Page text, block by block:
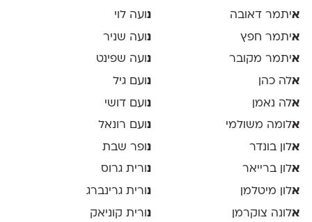
איתמר דאובה
איתמר חפץ
איתמר מקובר
אלה כהן
אלה נאמן
אלומה משולמי
אלון בונדר
אלון ברייאר
אלון מיטלמן
אלונה צוקרמן
נועה לוי
נ ועה שניר
נועה שפינט
נ ועם גיל
נ ועם דושי
נועם רונאל
נ ופר שבת
נורית גרוס
נ ורית גרינברג
נ ורית קוניאק